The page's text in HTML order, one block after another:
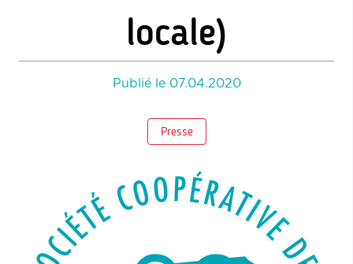
locale)
Publié le 07.04.2020
Presse